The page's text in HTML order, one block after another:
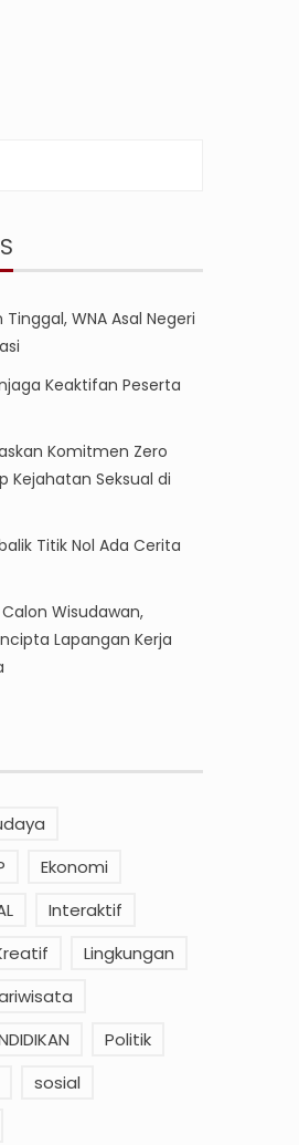
WNA Asal Negeri
Keaktifan Peserta
Komitmen Zero
Kejahatan Seksual di
Titik Nol Ada Cerita
Calon Wisudawan,
Lapangan Kerja
Ekonomi
Interaktif
Lingkungan
Politik
sosial